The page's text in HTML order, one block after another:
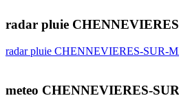
radar pluie
radar pluie CHENNEVIERES-SUR-
meteo CHENNEVIERES-